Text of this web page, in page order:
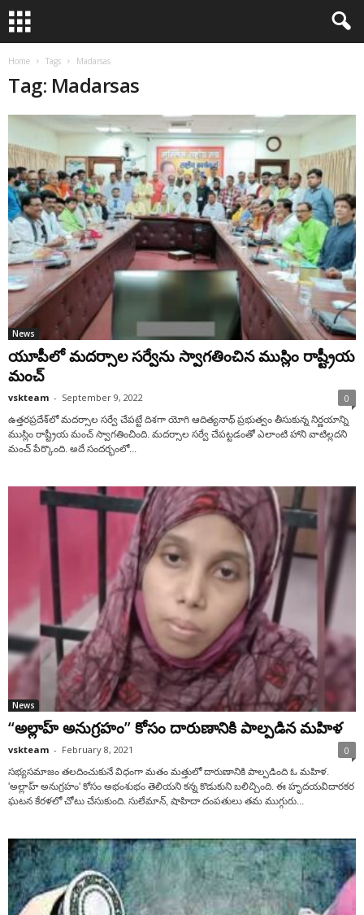
Home Tags Madarsas
Tag: Madarsas
News
యూపీలో మదర్సాల సర్వేను స్వాగతించిన ముస్లిం రాష్ట్రీయ
మంచ్
vskteam - September 9, 2022 0
ఉత్తరప్రదేశ్‌లో మదర్సాల సర్వే చేపట్టే దిశగా యోగి ఆదిత్యనాథ్ ప్రభుత్వం తీసుకున్న నిర్ణయాన్ని
ముస్లిం రాష్ట్రీయ మంచ్ స్వాగతించింది. మదర్సాల సర్వే చేపట్టడంతో ఎలాంటి హాని వాటిల్లదని
మంచ్ పేర్కొంది. అదే సందర్భంలో...
News
“అల్లాహ్ అనుగ్రహం” కోసం దారుణానికి పాల్పడిన మహిళ
vskteam - February 8, 2021 0
సభ్యసమాజం తలదించుకునే విధంగా మతం మత్తులో దారుణానికి పాల్పడింది ఓ మహిళ.
'అల్లాహ్ అనుగ్రహం' కోసం అభంశుభం తెలియని కన్న కొడుకుని బలిచ్చింది. ఈ హృద‌యవిదార‌క‌ర
ఘట‌న కేర‌ళ‌లో చోటు చేసుకుంది. సులేమాన్‌, షాహిదా దంప‌తులు తమ ముగ్గురు...